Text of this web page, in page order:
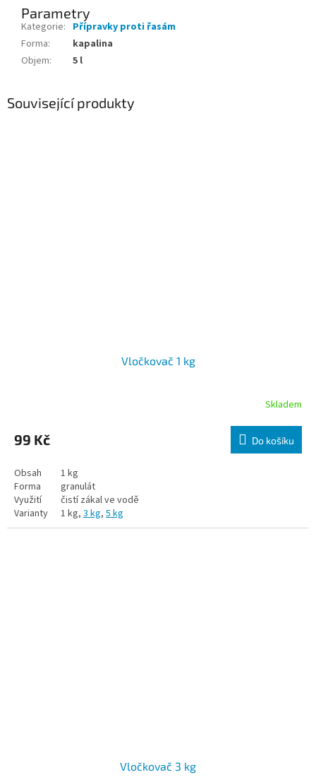
Parametry
Kategorie: Přípravky proti řasám
Forma:
kapalina
Objem: 5 l
Související produkty
Vločkovač 1 kg
Skladem
99 Kč Do košíku
Obsah
1 kg
Forma
granulát
Využití
čistí zákal ve vodě
Varianty
1 kg, 3 kg, 5 kg
Vločkovač 3 kg